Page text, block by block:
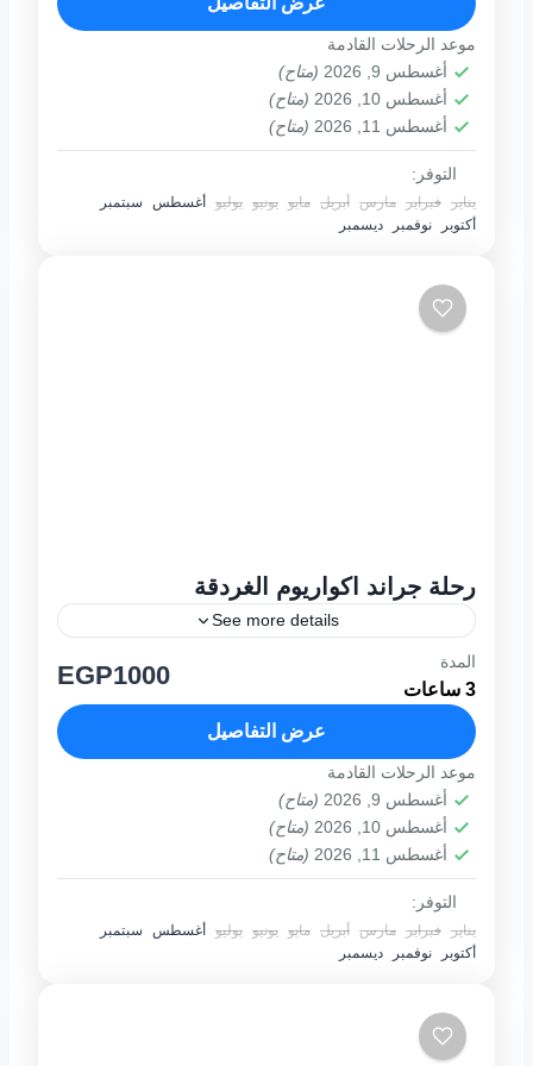
فى الغردقة , الباراسيلينج...
1 فرد
موعد الرحلات القادمة
أغسطس 9, 2026
(متاح)
أغسطس 10, 2026
(متاح)
أغسطس 11, 2026
(متاح)
التوفر:
يناير فبراير مارس أبريل مايو يونيو يوليو أغسطس
سبتمبر
أكتوبر
نوفمبر ديسمبر
رحلة جراند اكواريوم الغردقة
See more details
1 فرد
المدة
3 ساعات EGP1000
عرض التفاصيل
موعد الرحلات القادمة
أغسطس 9, 2026
(متاح)
أغسطس 10, 2026
(متاح)
أغسطس 11, 2026
(متاح)
التوفر:
يناير فبراير مارس أبريل مايو يونيو يوليو أغسطس
سبتمبر
أكتوبر
نوفمبر ديسمبر